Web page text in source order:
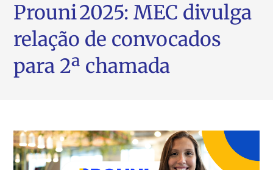
Prouni 2025: MEC divulga
relação de convocados
para 2ª chamada